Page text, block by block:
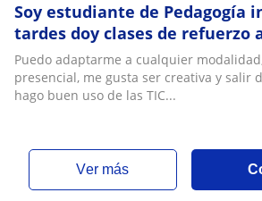
Soy estudiante de Pedagogía
tardes doy clases de refuerzo
básica primaria
Puedo adaptarme a cualquier
presencial, me gusta ser creativa y salir
hago buen uso de las TIC...
ver más